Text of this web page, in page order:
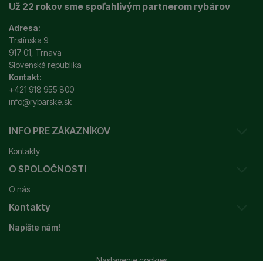
Už 22 rokov sme spoľahlivým partnerom rybárov
Adresa:
Trstínska 9
917 01, Trnava
Slovenská republika
Kontakt:
+421 918 955 800
info@rybarske.sk
INFO PRE ZÁKAZNÍKOV
Kontakty
Sledovanie vašej zásielky
Ako reklamovať / vrátiť tovar
Obchodné podmienky
Odstúpenie od zmluvy
O SPOLOČNOSTI
O nás
Prečo nakupovať u nás?
Garancia najnižšej ceny
Kontakty
Napište nám!